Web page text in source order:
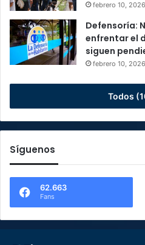
febrero 10, 2026
Defensoría:
enfrentar el
siguen
febrero 10, 2026
Todos
Síguenos
62.663
Fans